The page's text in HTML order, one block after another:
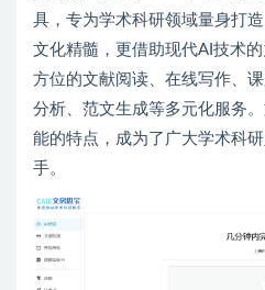
具，专为学术科研领域量身打
文化精髓，更借助现代AI技术
方位的文献阅读、在线写作、
分析、范文生成等多元化服务
能的特点，成为了广大学术科
手。